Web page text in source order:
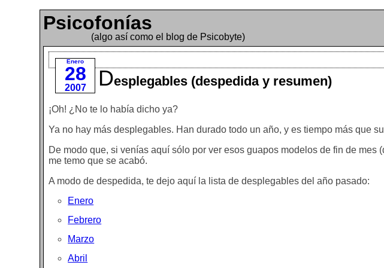
Psicofonías
(algo así como el blog de Psicobyte)
Enero
28
2007 Desplegables (despedida y resumen)
¡Oh! ¿No te lo había dicho ya?
Ya no hay más desplegables. Han durado todo un año, y es tiempo más que
De modo que, si venías aquí sólo por ver esos guapos modelos de fin de mes
me temo que se acabó.
A modo de despedida, te dejo aquí la lista de desplegables del año pasado:
Enero
Febrero
Marzo
Abril